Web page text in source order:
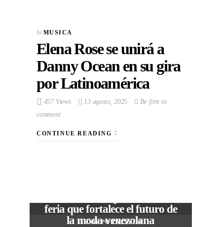
In MUSICA
Elena Rose se unirá a
Danny Ocean en su gira
por Latinoamérica
457 Views 13 agosto, 2025
Be first to
comment
CONTINUE READING
In CORPORATIVOS
feria que fortalece el futuro de
la moda venezolana